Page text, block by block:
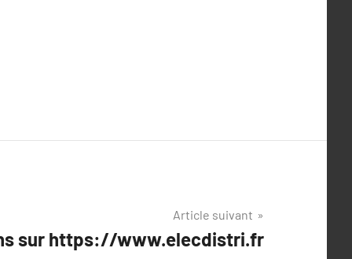
Article suivant
sur https://www.elecdistri.fr